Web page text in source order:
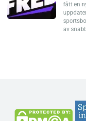
fått en
av